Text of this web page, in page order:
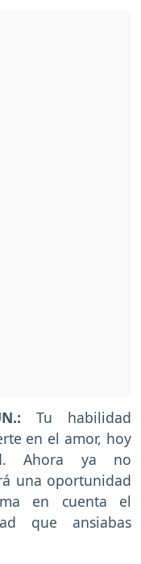
Tu habilidad
en el amor, hoy
Ahora ya no
una oportunidad
en cuenta el
que ansiabas